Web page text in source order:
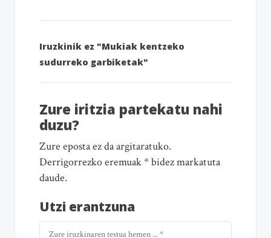
Iruzkinik ez "Mukiak kentzeko
sudurreko garbiketak"
Zure iritzia partekatu nahi
duzu?
Zure eposta ez da argitaratuko.
Derrigorrezko eremuak * bidez markatuta
daude.
Utzi erantzuna